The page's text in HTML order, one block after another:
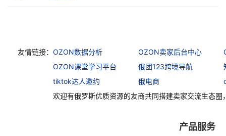
友情链接： OZON数据分析 OZON卖家后台中心
OZON课堂学习平台
俄团123跨境导航
tiktok达人邀约
俄电商
欢迎有俄罗斯优质资源的友商共同搭建卖家交流生态圈
产品服务